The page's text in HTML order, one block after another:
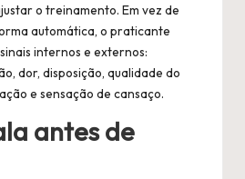
o treinamento. Em vez de
automática, o praticante
internos e externos:
dor, disposição, qualidade do
e sensação de cansaço.
antes de